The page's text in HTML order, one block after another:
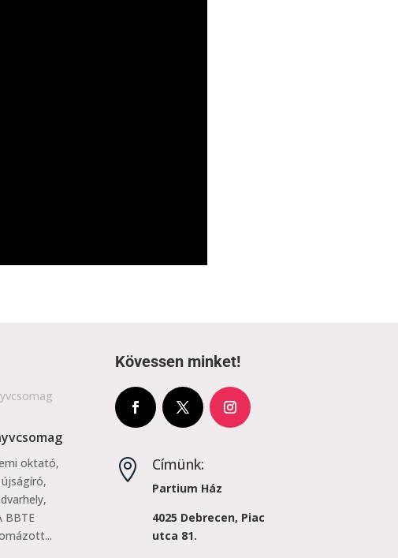
oktató,
BBTE
Kövessen minket!
 Címünk:
Partium Ház
4025 Debrecen, Piac
utca 81.